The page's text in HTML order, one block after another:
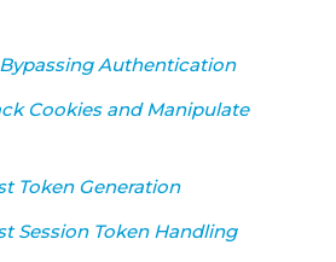
Authentication
Cookies and Manipulate
Token Generation
Session Token Handling